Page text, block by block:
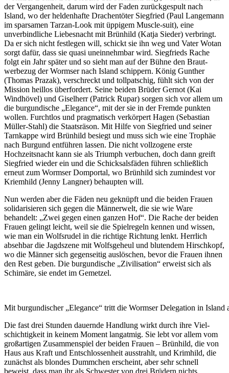
der Vergangenheit, darum wird der Faden zurück­gespult nach
Island, wo der helden­hafte Drachen­töter Siegfried (Paul Langemann
im sparsamen Tarzan-Look mit üppigem Muscle-suit), eine
unverbind­liche Liebesnacht mit Brünhild (Katja Sieder) verbringt.
Da er sich nicht festlegen will, schickt sie ihn weg und Vater Wotan
sorgt dafür, dass sie quasi unein­nehmbar wird. Siegfrieds Rache
folgt ein Jahr später und so sieht man auf der Bühne den Braut­
werbezug der Wormser nach Island schippern. König Gunther
(Thomas Prazak), verschreckt und tollpatschig, fühlt sich von der
Mission heillos überfordert. Seine beiden Brüder Gernot (Kai
Windhövel) und Giselherr (Patrick Rupar) sorgen sich vor allem um
die burgundische „Elegance“, mit der sie in der Fremde punkten
wollen. Furchtlos und pragmatisch verkörpert Hagen (Sebastian
Müller-Stahl) die Staatsräson. Mit Hilfe von Siegfried und seiner
Tarnkappe wird Brünhild besiegt und muss sich wie eine Trophäe
nach Burgund entführen lassen. Die nicht vollzogene erste
Hochzeits­nacht kann sie als Triumph verbuchen, doch dann greift
Siegfried wieder ein und die Schicksals­fäden führen schließlich
erneut zum Wormser Domportal, wo Brünhild sich zumindest vor
Kriemhild (Jenny Langner) behaupten will.
Nun werden aber die Fäden neu geknüpft und die beiden Frauen
solidarisieren sich gegen die Männerwelt, die sie wie Ware
behandelt: „Zwei gegen einen ganzen Hof“. Die Rache der beiden
Frauen gelingt leicht, weil sie die Spielregeln kennen und wissen,
wie man ein Wolfsrudel in die richtige Richtung lenkt. Herrlich
absehbar die Jagdszene mit Wolfsgeheul und blutendem Hirschkopf,
wo die Männer sich gegenseitig auslöschen, bevor die Frauen ihnen
den Rest geben. Die burgundische „Zivilisation“ erweist sich als
Schimäre, sie endet im Gemetzel.
Mit burgundischer „Elegance“ tritt die Wormser Delegation in Island
Die fast drei Stunden dauernde Handlung wirkt durch ihre Viel­
schichtigkeit in keinem Moment langatmig. Sie lebt vor allem vom
großartigen Zusammen­spiel der beiden Frauen – Brünhild, die von
Haus aus Kraft und Entschlossen­heit ausstrahlt, und Krimhild, die
zunächst als blondes Dummchen erscheint, aber sehr schnell